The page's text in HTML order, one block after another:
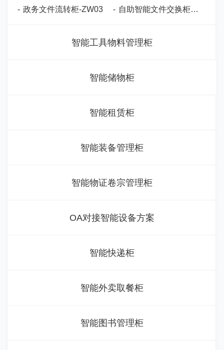
- 政务文件流转柜-ZW03 - 自助智能文件交换柜-ZW04
智能工具物料管理柜
智能储物柜
智能租赁柜
智能装备管理柜
智能物证卷宗管理柜
OA对接智能设备方案
智能快递柜
智能外卖取餐柜
智能图书管理柜